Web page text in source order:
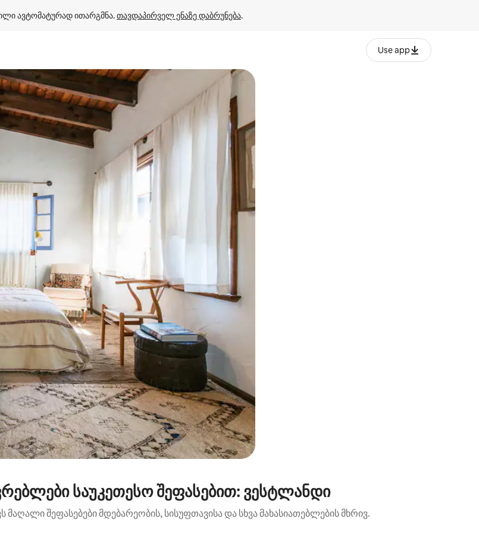
ავტომატურად ითარგმნა. თავდაპირველ ენაზე დაბრუნება.
Use app
კლავიშები ზემოთ/ქვემოთ მიმართული ისრებით ან შეხებისა თუ თითის გასმის ჟესტები.
საუკეთესო შეფასებით: ვესტლანდი
მაღალი შეფასებები მდებარეობის, სისუფთავისა და სხვა მახასიათებლების მხრივ.